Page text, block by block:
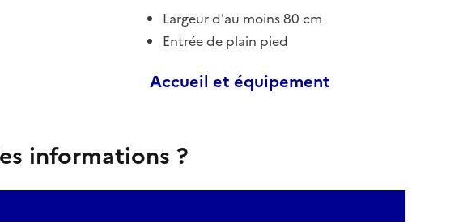
Largeur d'au moins 80 cm
Entrée de plain pied
Accueil et équipement
informations ?